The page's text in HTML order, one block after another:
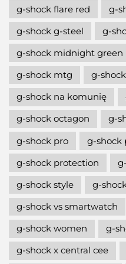
g-shock flare red
g-
g-shock g-steel
g-
g-shock midnight green
g-shock mtg
g-
g-shock na komunię
g-shock octagon
g-
g-shock pro
g-shock
g-shock protection
g-shock style
g-
g-shock vs smartwatch
g-shock women
g-
g-shock x central cee